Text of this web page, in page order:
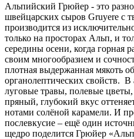
Альпийский Грюйер - это
швейцарских сыров Gruyere с
производится из
только на просторах Альп, и
середины осени, когда горная
своим многообразием и
плотная выдержанная мякоть
органолептических свойств. В
луговые травы, полевые
пряный, глубокий вкус
нотами солёной карамели. И
послевкусие – ещё один
щедро поделится Грюйер